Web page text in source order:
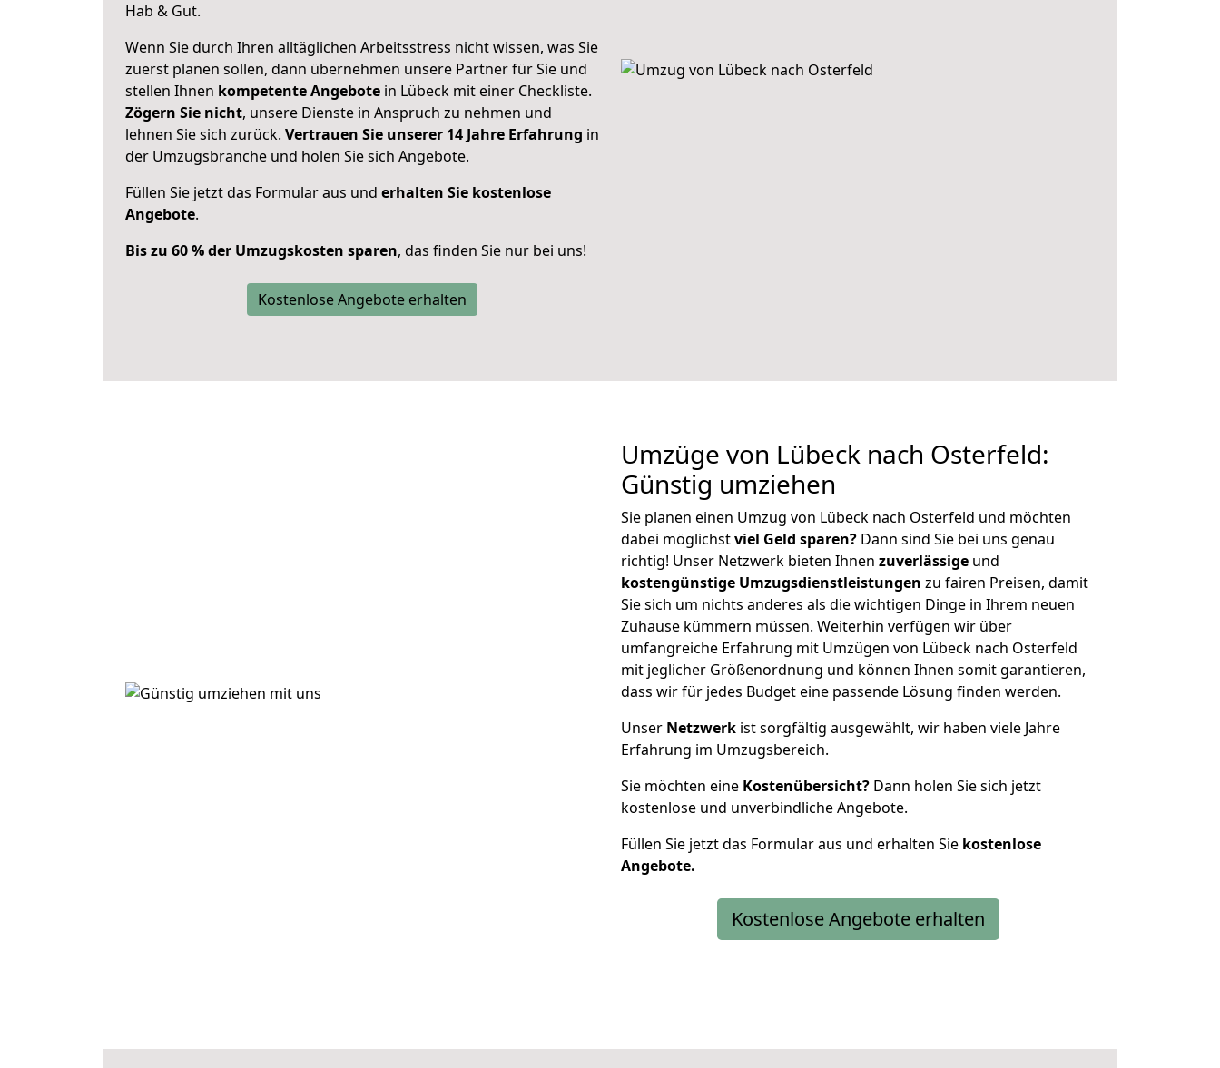
Hab & Gut.
Wenn Sie durch Ihren alltäglichen Arbeitsstress nicht wissen, was Sie
zuerst planen sollen, dann übernehmen unsere Partner für Sie und
stellen Ihnen kompetente Angebote in Lübeck mit einer Checkliste.
Zögern Sie nicht, unsere Dienste in Anspruch zu nehmen und
lehnen Sie sich zurück. Vertrauen Sie unserer 14 Jahre Erfahrung in
der Umzugsbranche und holen Sie sich Angebote.
Füllen Sie jetzt das Formular aus und erhalten Sie kostenlose
Angebote.
Bis zu 60 % der Umzugskosten sparen, das finden Sie nur bei uns!
Kostenlose Angebote erhalten
Umzüge von Lübeck nach Osterfeld:
Günstig umziehen
Sie planen einen Umzug von Lübeck nach Osterfeld und möchten
dabei möglichstviel Geld sparen? Dann sind Sie bei uns genau
richtig! Unser Netzwerk bieten Ihnen zuverlässige und
kostengünstige Umzugsdienstleistungen zu fairen Preisen, damit
Sie sich um nichts anderes als die wichtigen Dinge in Ihrem neuen
Zuhause kümmern müssen. Weiterhin verfügen wir über
umfangreiche Erfahrung mit Umzügen von Lübeck nach Osterfeld
mit jeglicher Größenordnung und können Ihnen somit garantieren,
dass wir für jedes Budget eine passende Lösung finden werden.
Unser Netzwerk ist sorgfältig ausgewählt, wir haben viele Jahre
Erfahrung im Umzugsbereich.
Sie möchten eine Kostenübersicht? Dann holen Sie sich jetzt
kostenlose und unverbindliche Angebote.
Füllen Sie jetzt das Formular aus und erhalten Sie kostenlose
Angebote.
Kostenlose Angebote erhalten